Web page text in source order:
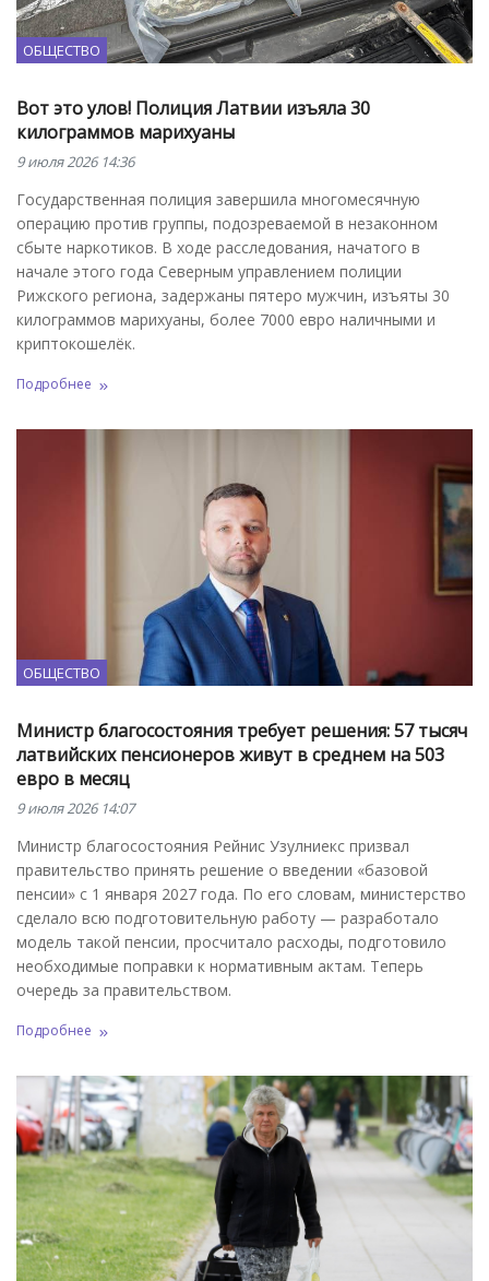
ОБЩЕСТВО
Вот это улов! Полиция Латвии изъяла 30
килограммов марихуаны
9 июля 2026 14:36
Государственная полиция завершила многомесячную
операцию против группы, подозреваемой в незаконном
сбыте наркотиков. В ходе расследования, начатого в
начале этого года Северным управлением полиции
Рижского региона, задержаны пятеро мужчин, изъяты 30
килограммов марихуаны, более 7000 евро наличными и
криптокошелёк.
Подробнее
ОБЩЕСТВО
Министр благосостояния требует решения: 57 тысяч
латвийских пенсионеров живут в среднем на 503
евро в месяц
9 июля 2026 14:07
Министр благосостояния Рейнис Узулниекс призвал
правительство принять решение о введении «базовой
пенсии» с 1 января 2027 года. По его словам, министерство
сделало всю подготовительную работу — разработало
модель такой пенсии, просчитало расходы, подготовило
необходимые поправки к нормативным актам. Теперь
очередь за правительством.
Подробнее